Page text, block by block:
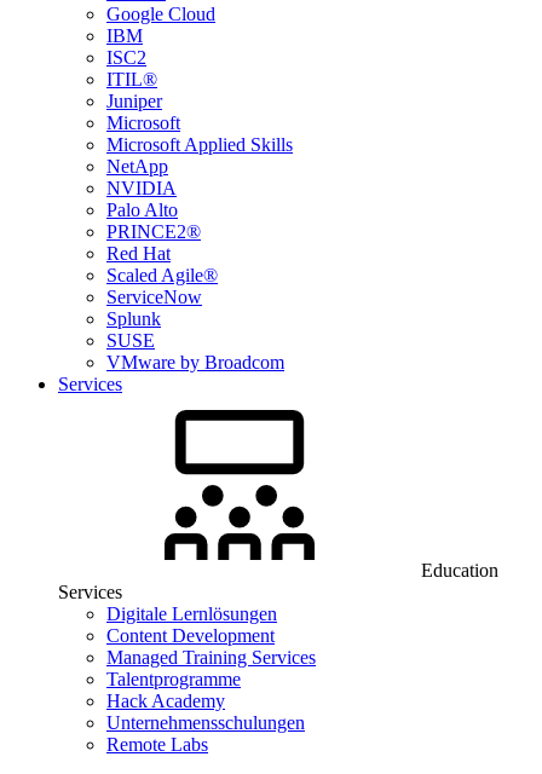
Google Cloud
IBM
ISC2
ITIL®
Juniper
Microsoft
Microsoft Applied Skills
NetApp
NVIDIA
Palo Alto
PRINCE2®
Red Hat
Scaled Agile®
ServiceNow
Splunk
SUSE
VMware by Broadcom
Services
Education
Services
Digitale Lernlösungen
Content Development
Managed Training Services
Talentprogramme
Hack Academy
Unternehmensschulungen
Remote Labs